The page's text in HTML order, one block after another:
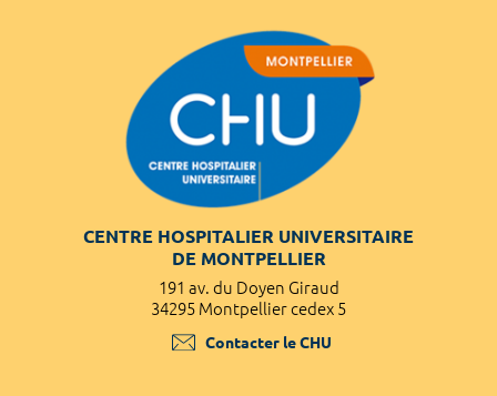
CENTRE HOSPITALIER UNIVERSITAIRE
DE MONTPELLIER
191 av. du Doyen Giraud
34295 Montpellier cedex 5
Contacter le CHU